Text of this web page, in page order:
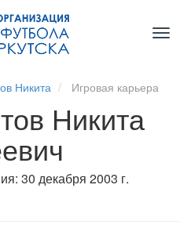
Никита Игровая карьера
Никита
30 декабря 2003 г.